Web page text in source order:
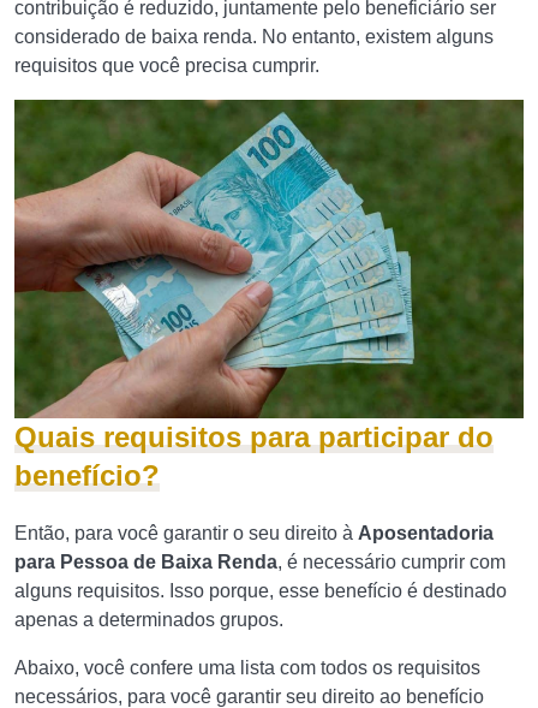
contribuição é reduzido, juntamente pelo beneficiário ser
considerado de baixa renda. No entanto, existem alguns
requisitos que você precisa cumprir.
Quais requisitos para participar do
benefício?
Então, para você garantir o seu direito à Aposentadoria
para Pessoa de Baixa Renda, é necessário cumprir com
alguns requisitos. Isso porque, esse benefício é destinado
apenas a determinados grupos.
Abaixo, você confere uma lista com todos os requisitos
necessários, para você garantir seu direito ao benefício